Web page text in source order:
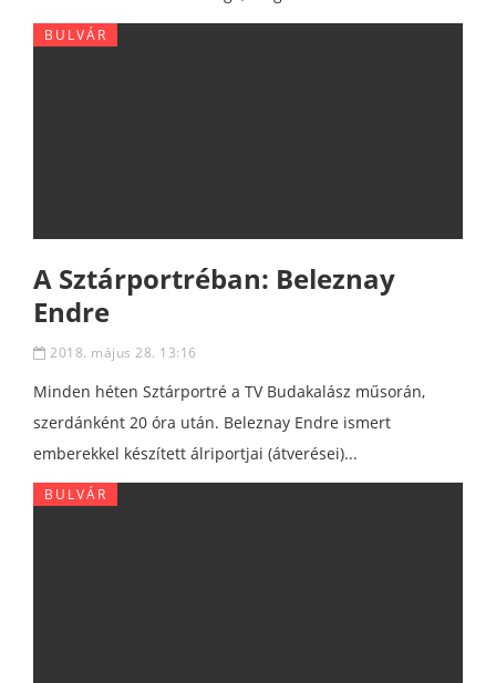
BULVÁR
A Sztárportréban: Beleznay
Endre
2018. május 28. 13:16
Minden héten Sztárportré a TV Budakalász műsorán,
szerdánként 20 óra után. Beleznay Endre ismert
emberekkel készített álriportjai (átverései)...
BULVÁR